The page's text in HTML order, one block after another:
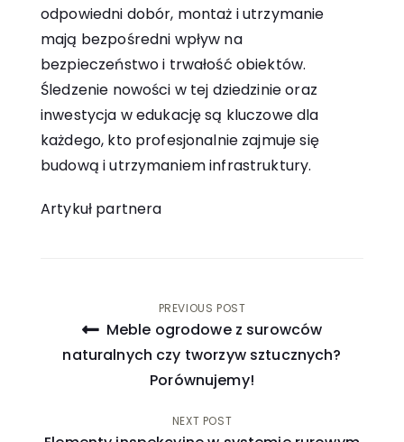
odpowiedni dobór, montaż i utrzymanie
mają bezpośredni wpływ na
bezpieczeństwo i trwałość obiektów.
Śledzenie nowości w tej dziedzinie oraz
inwestycja w edukację są kluczowe dla
każdego, kto profesjonalnie zajmuje się
budową i utrzymaniem infrastruktury.
Artykuł partnera
Nawigacja
wpisu
PREVIOUS POST
Meble ogrodowe z surowców
naturalnych czy tworzyw sztucznych?
Porównujemy!
NEXT POST